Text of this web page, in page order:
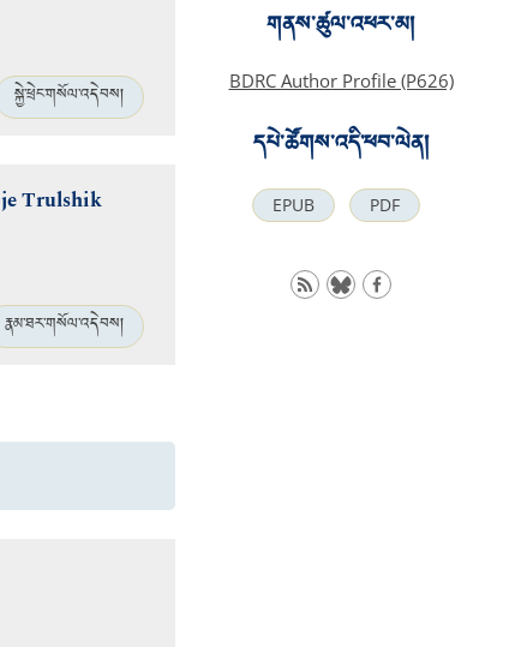
སྐྱེ་ཕྲེང་གསོལ་འདེབས།
Trulshik
རྣམ་ཐར་གསོལ་འདེབས།
གནས་ཚུལ་འཕར་མ།
BDRC Author Profile (P626)
དཔེ་ཚོགས་འདི་ཕབ་ལེན།
EPUB PDF